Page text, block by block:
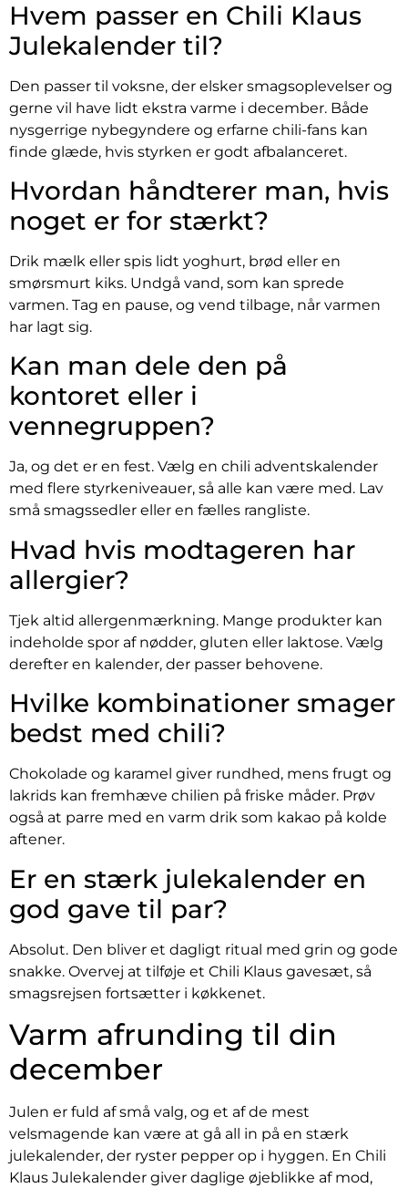
Hvem passer en Chili Klaus
Julekalender til?
Den passer til voksne, der elsker smagsoplevelser og
gerne vil have lidt ekstra varme i december. Både
nysgerrige nybegyndere og erfarne chili-fans kan
finde glæde, hvis styrken er godt afbalanceret.
Hvordan håndterer man, hvis
noget er for stærkt?
Drik mælk eller spis lidt yoghurt, brød eller en
smørsmurt kiks. Undgå vand, som kan sprede
varmen. Tag en pause, og vend tilbage, når varmen
har lagt sig.
Kan man dele den på
kontoret eller i
vennegruppen?
Ja, og det er en fest. Vælg en chili adventskalender
med flere styrkeniveauer, så alle kan være med. Lav
små smagssedler eller en fælles rangliste.
Hvad hvis modtageren har
allergier?
Tjek altid allergenmærkning. Mange produkter kan
indeholde spor af nødder, gluten eller laktose. Vælg
derefter en kalender, der passer behovene.
Hvilke kombinationer smager
bedst med chili?
Chokolade og karamel giver rundhed, mens frugt og
lakrids kan fremhæve chilien på friske måder. Prøv
også at parre med en varm drik som kakao på kolde
aftener.
Er en stærk julekalender en
god gave til par?
Absolut. Den bliver et dagligt ritual med grin og gode
snakke. Overvej at tilføje et Chili Klaus gavesæt, så
smagsrejsen fortsætter i køkkenet.
Varm afrunding til din
december
Julen er fuld af små valg, og et af de mest
velsmagende kan være at gå all in på en stærk
julekalender, der ryster pepper op i hyggen. En Chili
Klaus Julekalender giver daglige øjeblikke af mod,